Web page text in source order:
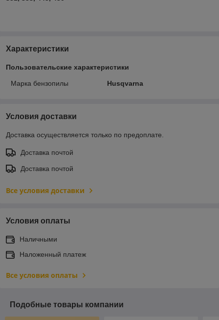
Характеристики
Пользовательские характеристики
Марка бензопилы Husqvarna
Условия доставки
Доставка осуществляется только по предоплате.
Доставка почтой
Доставка почтой
Все условия доставки
Условия оплаты
Наличными
Наложенный платеж
Все условия оплаты
Подобные товары компании